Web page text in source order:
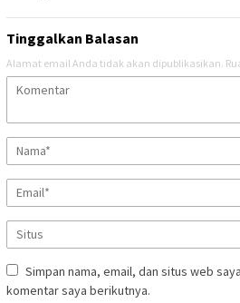
Tinggalkan Balasan
Alamat email Anda tidak akan dipublikasikan.
Simpan nama, email, dan situs web
komentar saya berikutnya.